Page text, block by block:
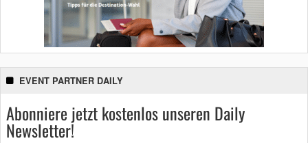
EVENT PARTNER DAILY
Abonniere jetzt kostenlos unseren Daily
Newsletter!